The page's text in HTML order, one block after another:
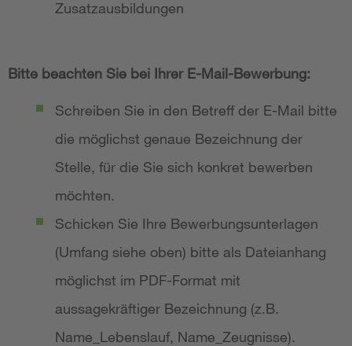
Zusatzausbildungen
Bitte beachten Sie bei Ihrer E-Mail-Bewerbung:
Schreiben Sie in den Betreff der E-Mail bitte
die möglichst genaue Bezeichnung der
Stelle, für die Sie sich konkret bewerben
möchten.
Schicken Sie Ihre Bewerbungsunterlagen
(Umfang siehe oben) bitte als Dateianhang
möglichst im PDF-Format mit
aussagekräftiger Bezeichnung (z.B.
Name_Lebenslauf, Name_Zeugnisse).